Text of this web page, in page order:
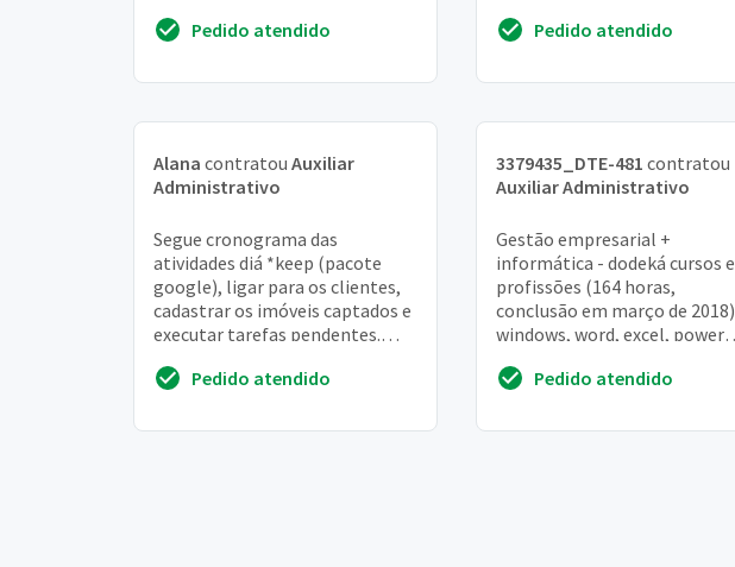
buscados no...
Pedido atendido
recebe por dia trabalhado. R...
Pedido atendido
Alana contratou Auxiliar
Administrativo
Segue cronograma das
atividades diá *keep (pacote
google), ligar para os clientes,
cadastrar os imóveis captados e
executar tarefas pendentes.
autorizados que estã...
Pedido atendido
3379435_DTE-481 contratou
Auxiliar Administrativo
Gestão empresarial +
informática - dodeká cursos e
profissões (164 horas,
conclusão em março de 2018)
windows, word, excel, power
administrativas, recursos
Pedido atendido